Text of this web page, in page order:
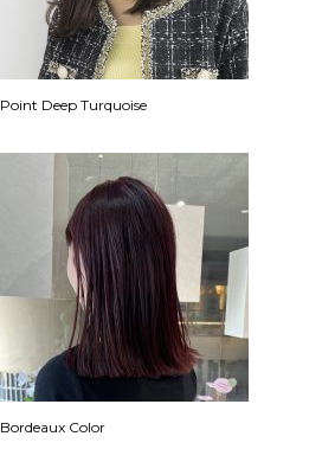
Point Deep Turquoise
Bordeaux Color